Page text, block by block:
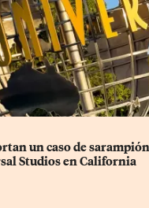
un caso de
Studios en California